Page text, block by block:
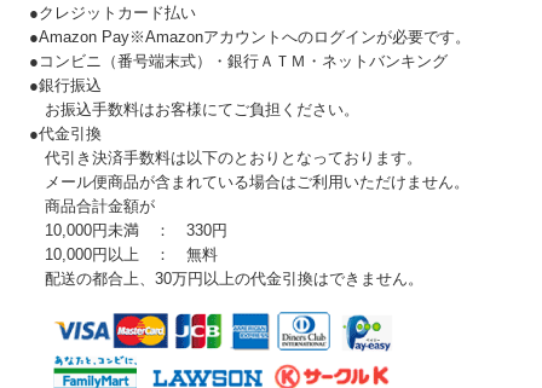
●クレジットカード払い
●Amazon Pay※Amazonアカウントへのログインが必要です。
●コンビニ（番号端末式）・銀行ＡＴＭ・ネットバンキング
●銀行振込
お振込手数料はお客様にてご負担ください。
●代金引換
代引き決済手数料は以下のとおりとなっております。
メール便商品が含まれている場合はご利用いただけません。
商品合計金額が
10,000円未満 ： 330円
10,000円以上 ： 無料
配送の都合上、30万円以上の代金引換はできません。